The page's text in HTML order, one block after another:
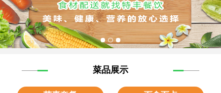
菜品展示